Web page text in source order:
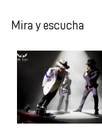
Mira y escucha